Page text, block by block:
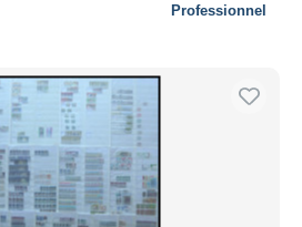
Professionnel